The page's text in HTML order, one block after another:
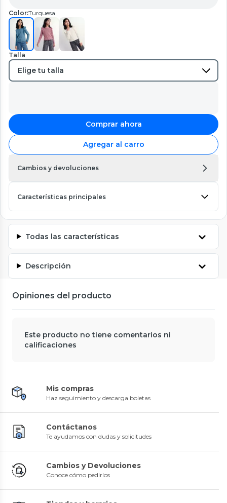
Color:Turquesa
Talla
Comprar ahora
Agregar al carro
Cambios y devoluciones
Características principales
Todas las características
Descripción
Opiniones del producto
Este producto no tiene comentarios ni
calificaciones
Mis compras
Haz seguimiento y descarga boletas
Contáctanos
Te ayudamos con dudas y solicitudes
Cambios y Devoluciones
Conoce cómo pedirlos